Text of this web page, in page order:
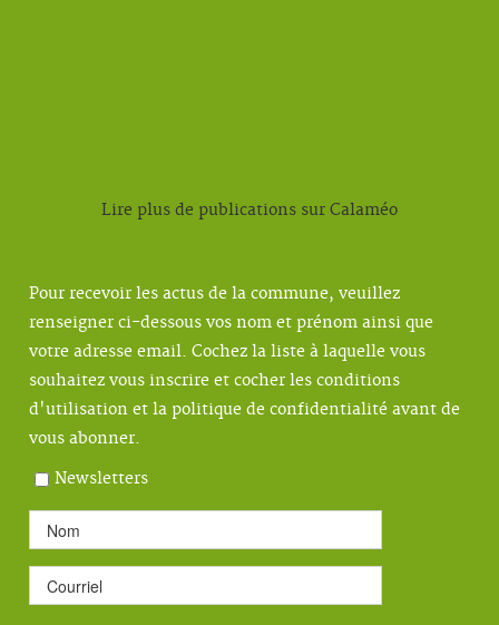
Lire plus de publications sur Calaméo
Pour recevoir les actus de la commune, veuillez
renseigner ci-dessous vos nom et prénom ainsi que
votre adresse email. Cochez la liste à laquelle vous
souhaitez vous inscrire et cocher les conditions
d'utilisation et la politique de confidentialité avant de
vous abonner.
Newsletters